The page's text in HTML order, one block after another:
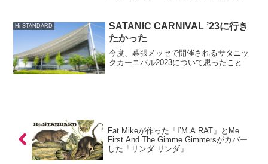
Hi-STANDARD
SATANIC CARNIVAL ’23に行き
たかった
今度、幕張メッセで開催されるサタニッ
クカーニバル2023について思ったこと
Fat Mikeが作った「I’M A RAT」とMe
First And The Gimme Gimmersがカバー
した「リンダ リンダ」